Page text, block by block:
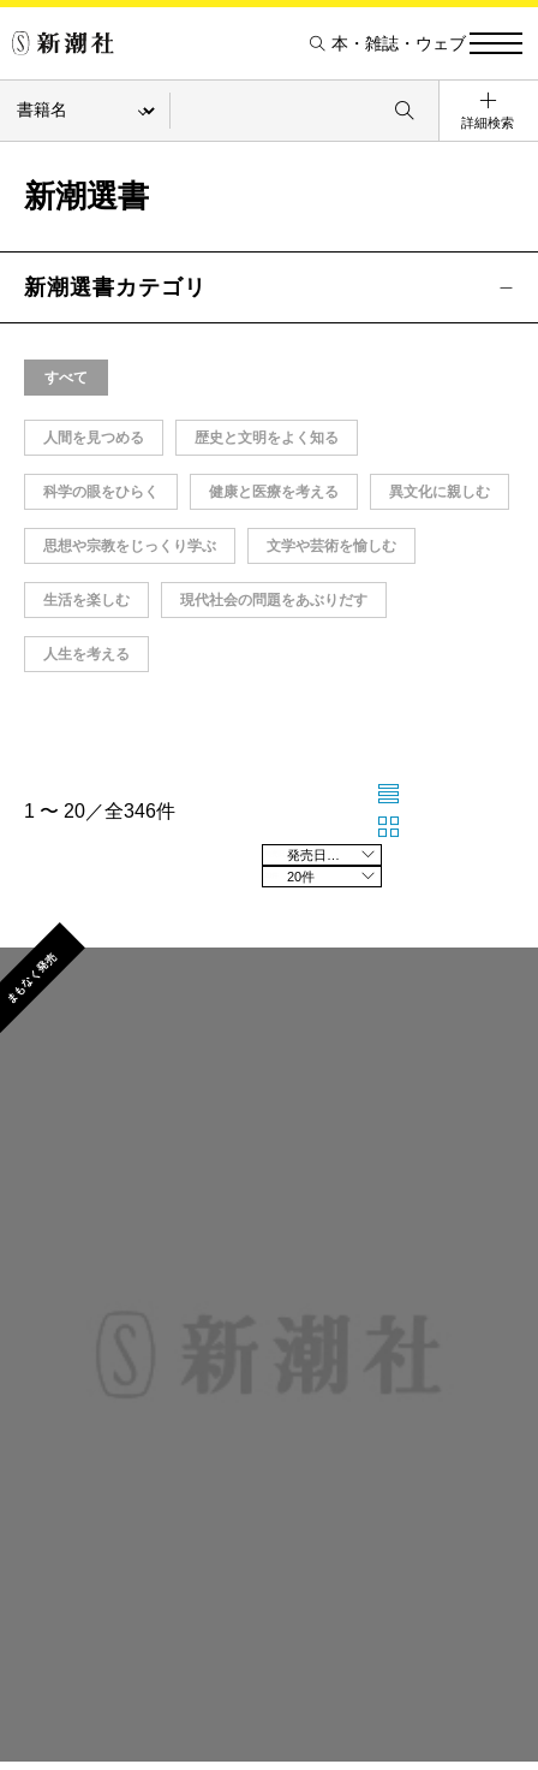
本・雑誌・ウェブ
詳細検索
新潮選書
新潮選書カテゴリ
すべて
人間を見つめる 歴史と文明をよく知る
科学の眼をひらく 健康と医療を考える 異文化に親しむ
思想や宗教をじっくり学ぶ 文学や芸術を愉しむ
生活を楽しむ 現代社会の問題をあぶりだす
人生を考える
1 〜 20／全346件
20件
まもなく発売